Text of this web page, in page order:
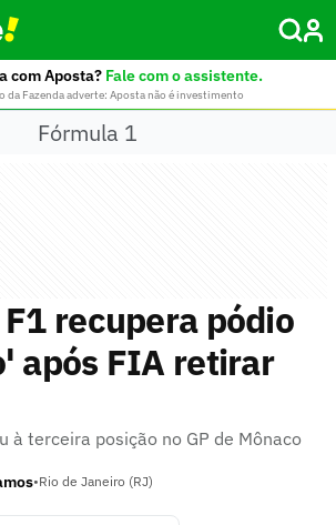
com Aposta? Fale com o assistente.
da Fazenda adverte: Aposta não é investimento
Fórmula 1
recupera pódio
após FIA retirar
à terceira posição no GP de Mônaco
•Rio de Janeiro (RJ)